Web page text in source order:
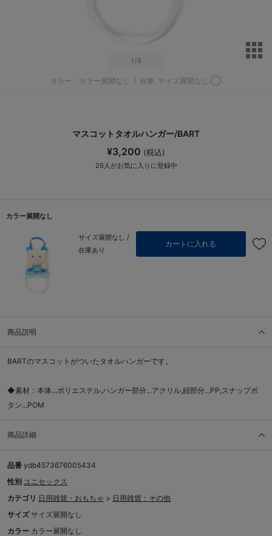
1 /4
カラー：カラー展開なし / 在庫 サイズ展開なし:◯
マスコットタオルハンガー/BART
¥3,200 (税込)
26 人がお気に入りに登録中
カラー展開なし
サイズ展開なし /
在庫あり
カートに入れる
商品説明
BARTのマスコットがついたタオルハンガーです。
◆素材：本体...ポリエステル,ハンガー部分...アクリル,紐部分...PP,スナップボ
タン...POM
商品詳細
品番 ydb4573676005434
性別 ユニセックス
カテゴリ 日用雑貨・おもちゃ > 日用雑貨：その他
サイズ サイズ展開なし
カラー カラー展開なし